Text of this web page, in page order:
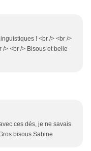
! <br /> <br />
/> <br /> Bisous et belle
ces dés, je ne savais
bisous Sabine